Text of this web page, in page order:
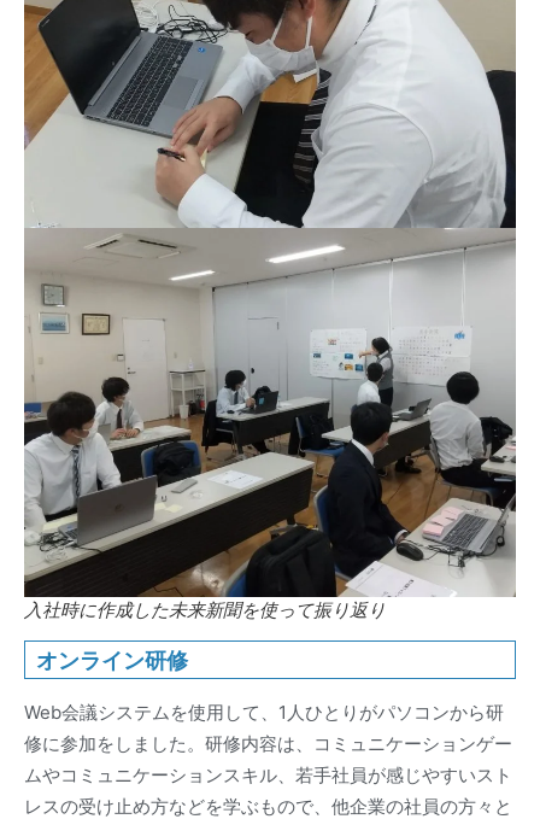
入社時に作成した未来新聞を使って振り返り
オンライン研修
Web会議システムを使用して、1人ひとりがパソコンから研
修に参加をしました。研修内容は、コミュニケーションゲー
ムやコミュニケーションスキル、若手社員が感じやすいスト
レスの受け止め方などを学ぶもので、他企業の社員の方々と